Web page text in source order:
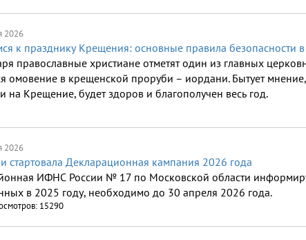
2026
к празднику Крещения: основные правила безопасности
православные христиане отметят один из главных
омовение в крещенской проруби – иордани. Бытует
на Крещение, будет здоров и благополучен весь год.
2026
стартовала Декларационная кампания 2026 года
ИФНС России № 17 по Московской области
в 2025 году, необходимо до 30 апреля 2026 года.
15290